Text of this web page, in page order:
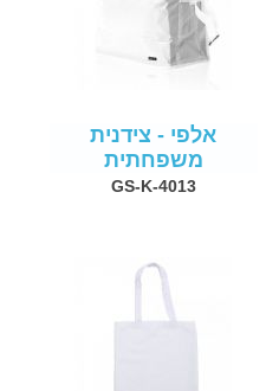
אלפי - צידנית
משפחתית
GS-K-4013